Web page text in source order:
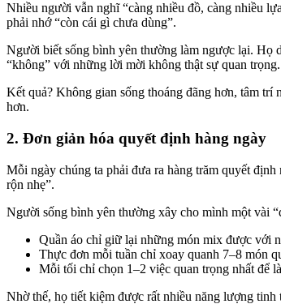
Nhiều người vẫn nghĩ “càng nhiều đồ, càng nhiều
phải nhớ “còn cái gì chưa dùng”.
Người biết sống bình yên thường làm ngược lại. Họ
“không” với những lời mời không thật sự quan trọng.
Kết quả? Không gian sống thoáng đãng hơn, tâm
hơn.
2. Đơn giản hóa quyết định hàng ngày
Mỗi ngày chúng ta phải đưa ra hàng trăm quyết
rộn nhẹ”.
Người sống bình yên thường xây cho mình một vài
Quần áo chỉ giữ lại những món mix được với
Thực đơn mỗi tuần chỉ xoay quanh 7–8 món
Mỗi tối chỉ chọn 1–2 việc quan trọng nhất để
Nhờ thế, họ tiết kiệm được rất nhiều năng lượng